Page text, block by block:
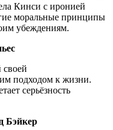
Кинси с иронией
моральные принципы
убеждениям.
подходом к жизни.
серьёзность
Бэйкер